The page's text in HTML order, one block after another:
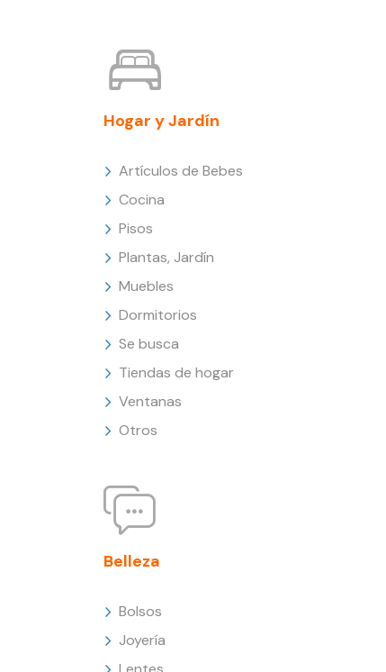
Hogar y Jardín
Artículos de Bebes
Cocina
Pisos
Plantas, Jardín
Muebles
Dormitorios
Se busca
Tiendas de hogar
Ventanas
Otros
Belleza
Bolsos
Joyería